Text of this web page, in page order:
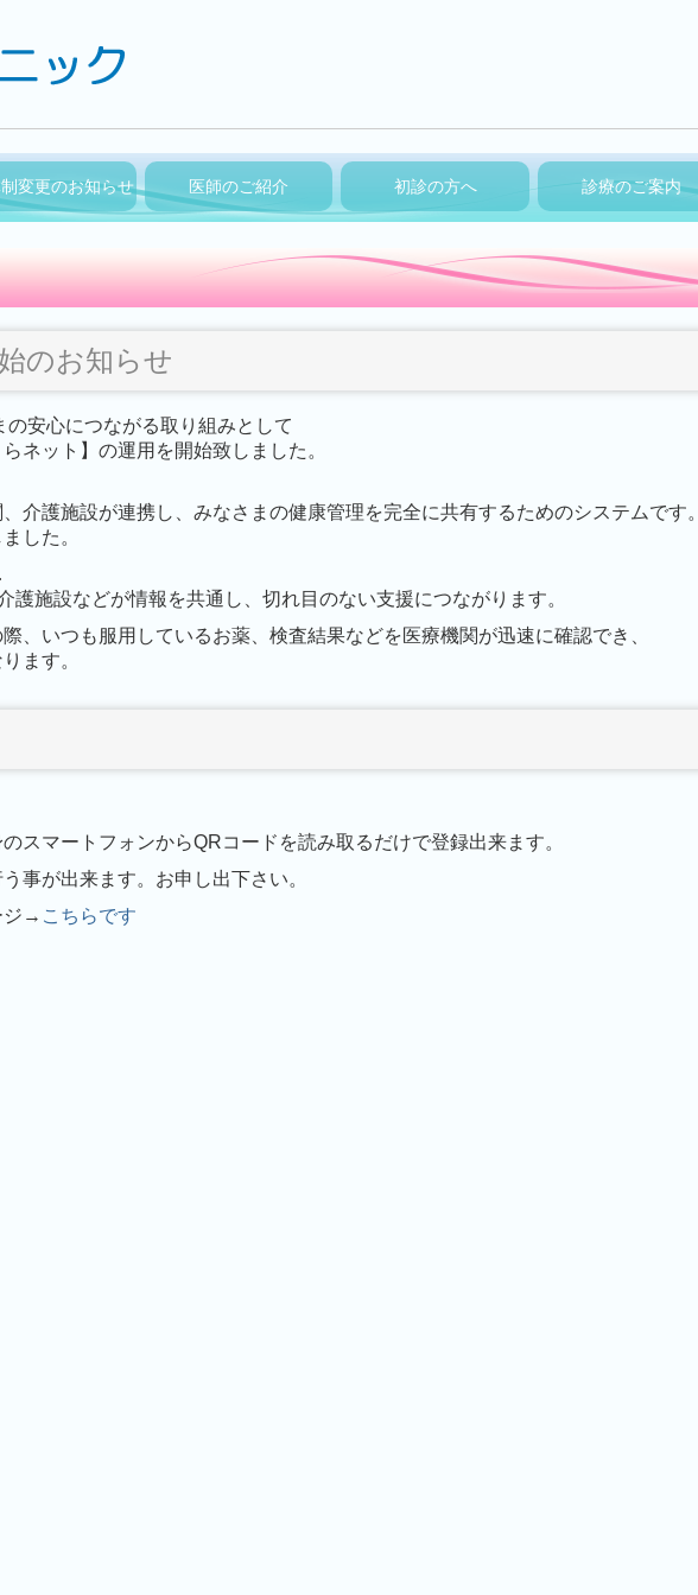
変更のお知らせ 医師のご紹介 初診の方へ 診療のご案内
のお知らせ
安心につながる取り組みとして
ネット】の運用を開始致しました。
介護施設が連携し、みなさまの健康管理を完全に共有するためのシステムです。
した。
施設などが情報を共通し、切れ目のない支援につながります。
、いつも服用しているお薬、検査結果などを医療機関が迅速に確認でき、
ます。
スマートフォンからQRコードを読み取るだけで登録出来ます。
事が出来ます。お申し出下さい。
ジ→ こちらです